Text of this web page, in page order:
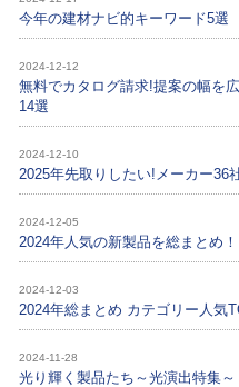
今年の建材ナビ的キーワード5選
2024-12-12
無料でカタログ請求!提案の幅を
14選
2024-12-10
2025年先取りしたい!メーカー36
2024-12-05
2024年人気の新製品を総まとめ！
2024-12-03
2024年総まとめ カテゴリー人気
2024-11-28
光り輝く製品たち～光演出特集～